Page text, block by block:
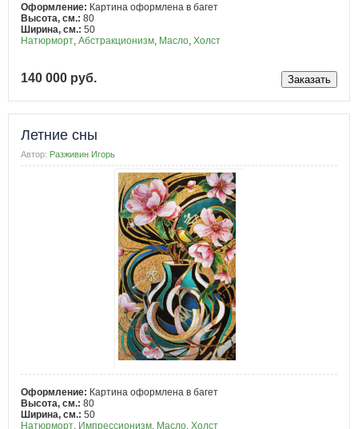
Оформление: Картина оформлена в багет
Высота, см.: 80
Ширина, см.: 50
Натюрморт, Абстракционизм, Масло, Холст
140 000 руб.
Летние сны
Автор: Разживин Игорь
Оформление: Картина оформлена в багет
Высота, см.: 80
Ширина, см.: 50
Натюрморт, Импрессионизм, Масло, Холст